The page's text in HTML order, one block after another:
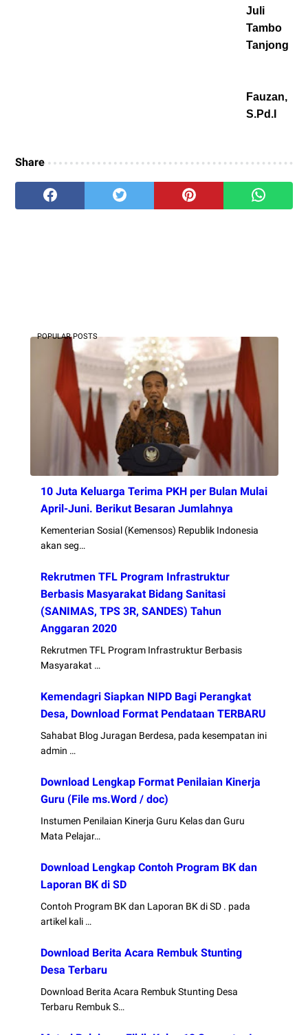
Juli
Tambo
Tanjong
Fauzan,
S.Pd.I
Share
POPULAR POSTS
10 Juta Keluarga Terima PKH per Bulan Mulai
April-Juni. Berikut Besaran Jumlahnya
Kementerian Sosial (Kemensos) Republik Indonesia
akan seg…
Rekrutmen TFL Program Infrastruktur
Berbasis Masyarakat Bidang Sanitasi
(SANIMAS, TPS 3R, SANDES) Tahun
Anggaran 2020
Rekrutmen TFL Program Infrastruktur Berbasis
Masyarakat …
Kemendagri Siapkan NIPD Bagi Perangkat
Desa, Download Format Pendataan TERBARU
Sahabat Blog Juragan Berdesa, pada kesempatan ini
admin …
Download Lengkap Format Penilaian Kinerja
Guru (File ms.Word / doc)
Instumen Penilaian Kinerja Guru Kelas dan Guru
Mata Pelajar…
Download Lengkap Contoh Program BK dan
Laporan BK di SD
Contoh Program BK dan Laporan BK di SD . pada
artikel kali …
Download Berita Acara Rembuk Stunting
Desa Terbaru
Download Berita Acara Rembuk Stunting Desa
Terbaru Rembuk S…